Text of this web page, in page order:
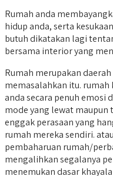
Rumah anda
hidup anda, serta
butuh dikatakan lagi
bersama interior yang
Rumah merupakan
memasalahkan itu.
anda secara penuh emosi
mode yang lewat maupun
enggak perasaan yang
rumah mereka sendiri.
pembaharuan rumah/
mengalihkan segalanya
menemukan dasar